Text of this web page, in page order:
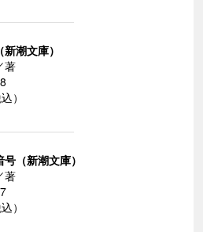
潮文庫）
著
）
（新潮文庫）
著
）